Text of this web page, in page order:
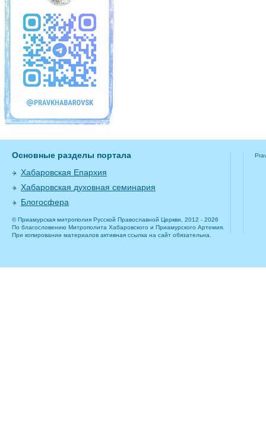
Основные разделы портала
Хабаровская Епархия
Хабаровская духовная семинария
Блогосфера
© Приамурская митрополия Русской Православной Церкви, 2012 - 2026
По благословению Митрополита Хабаровского и Приамурского Артемия.
При копировании материалов активная ссылка на сайт обязательна.